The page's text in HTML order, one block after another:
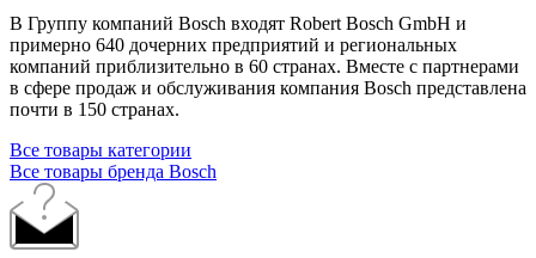
В Группу компаний Bosch входят Robert Bosch GmbH и
примерно 640 дочерних предприятий и региональных
компаний приблизительно в 60 странах. Вместе с партнерами
в сфере продаж и обслуживания компания Bosch представлена
почти в 150 странах.
Все товары категории
Все товары бренда Bosch